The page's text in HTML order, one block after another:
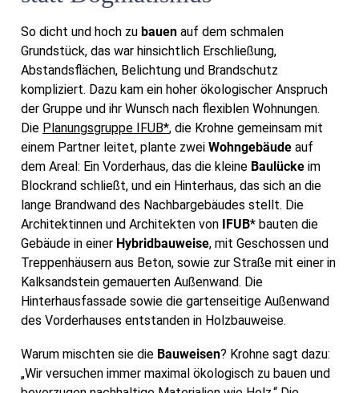
So dicht und hoch zu bauen auf dem schmalen
Grundstück, das war hinsichtlich Erschließung,
Abstandsflächen, Belichtung und Brandschutz
kompliziert. Dazu kam ein hoher ökologischer Anspruch
der Gruppe und ihr Wunsch nach flexiblen Wohnungen.
Die Planungsgruppe IFUB*, die Krohne gemeinsam mit
einem Partner leitet, plante zwei Wohngebäude auf
dem Areal: Ein Vorderhaus, das die kleine Baulücke im
Blockrand schließt, und ein Hinterhaus, das sich an die
lange Brandwand des Nachbargebäudes stellt. Die
Architektinnen und Architekten von
IFUB* bauten die
Gebäude in einer Hybridbauweise, mit Geschossen und
Treppenhäusern aus Beton, sowie zur Straße mit einer in
Kalksandstein gemauerten Außenwand. Die
Hinterhausfassade sowie die gartenseitige Außenwand
des Vorderhauses entstanden in Holzbauweise.
Warum mischten sie die Bauweisen? Krohne sagt dazu:
„Wir versuchen immer maximal ökologisch zu bauen und